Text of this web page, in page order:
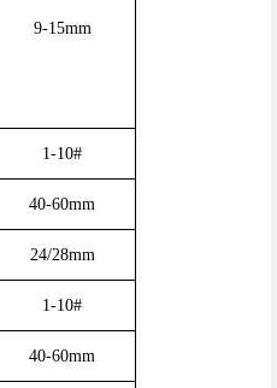
9-15mm
1-10#
40-60mm
24/28mm
1-10#
40-60mm